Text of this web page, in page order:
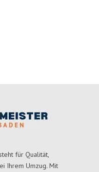
für Qualität,
Ihrem Umzug. Mit